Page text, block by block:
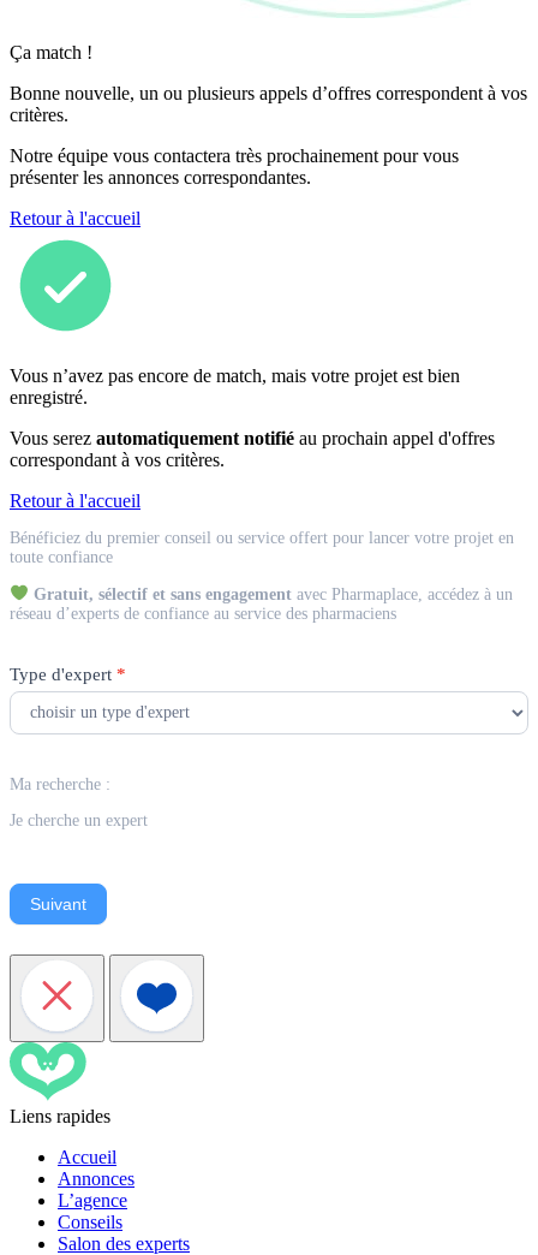
Ça match !
Bonne nouvelle, un ou plusieurs appels d’offres correspondent à vos
critères.
Notre équipe vous contactera très prochainement pour vous
présenter les annonces correspondantes.
Retour à l'accueil
Vous n’avez pas encore de match, mais votre projet est bien
enregistré.
Vous serez automatiquement notifié au prochain appel d'offres
correspondant à vos critères.
Retour à l'accueil
Expert
Bénéficiez du premier conseil ou service offert pour lancer votre projet en
toute confiance
Gratuit, sélectif et sans engagementavec Pharmaplace, accédez à un
réseau d’experts de confiance au service des pharmaciens
Type d'expert *
Ma recherche :
Je cherche un expert
Suivant
Liens rapides
Accueil
Annonces
L’agence
Conseils
Salon des experts